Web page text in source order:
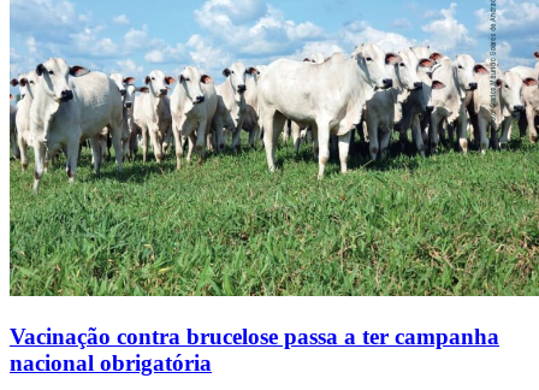
Vacinação contra brucelose passa a ter campanha
nacional obrigatória